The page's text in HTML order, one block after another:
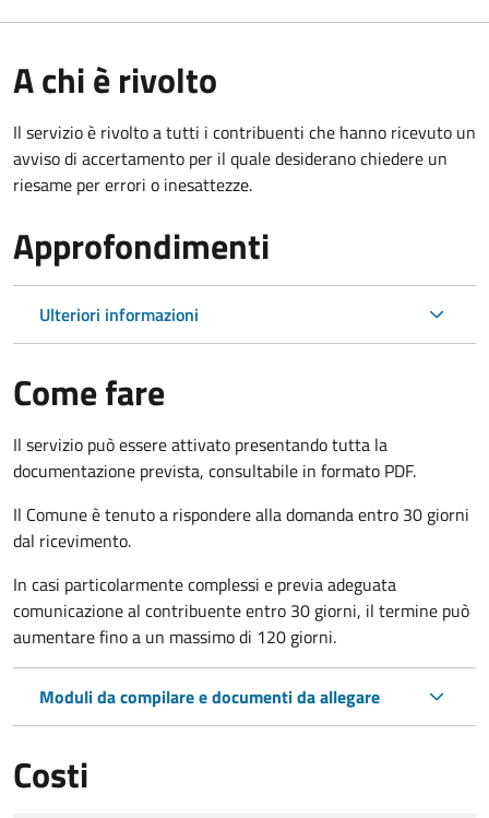
A chi è rivolto
Il servizio è rivolto a tutti i contribuenti che hanno ricevuto un
avviso di accertamento per il quale desiderano chiedere un
riesame per errori o inesattezze.
Approfondimenti
Ulteriori informazioni
Come fare
Il servizio può essere attivato presentando tutta la
documentazione prevista, consultabile in formato PDF.
Il Comune è tenuto a rispondere alla domanda entro 30 giorni
dal ricevimento.
In casi particolarmente complessi e previa adeguata
comunicazione al contribuente entro 30 giorni, il termine può
aumentare fino a un massimo di 120 giorni.
Moduli da compilare e documenti da allegare
Costi